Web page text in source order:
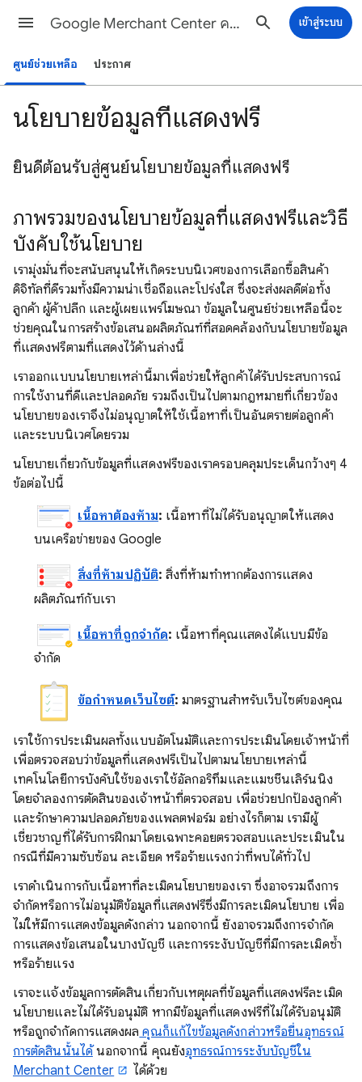
Google Merchant Center ความช่วยเหลือ เข้าสู่ระบบ
ศูนย์ช่วยเหลือ ประกาศ
นโยบายข้อมูลที่แสดงฟรี
ยินดีต้อนรับสู่ศูนย์นโยบายข้อมูลที่แสดงฟรี
ภาพรวมของนโยบายข้อมูลที่แสดงฟรีและวิธี
บังคับใช้นโยบาย
เรามุ่งมั่นที่จะสนับสนุนให้เกิดระบบนิเวศของการเลือกซื้อสินค้า
ดิจิทัลที่ดีรวมทั้งมีความน่าเชื่อถือและโปร่งใส ซึ่งจะส่งผลดีต่อทั้ง
ลูกค้า ผู้ค้าปลีก และผู้เผยแพร่โฆษณา ข้อมูลในศูนย์ช่วยเหลือนี้จะ
ช่วยคุณในการสร้างข้อเสนอผลิตภัณฑ์ที่สอดคล้องกับนโยบายข้อมูล
ที่แสดงฟรีตามที่แสดงไว้ด้านล่างนี้
เราออกแบบนโยบายเหล่านี้มาเพื่อช่วยให้ลูกค้าได้รับประสบการณ์
การใช้งานที่ดีและปลอดภัย รวมถึงเป็นไปตามกฎหมายที่เกี่ยวข้อง
นโยบายของเราจึงไม่อนุญาตให้ใช้เนื้อหาที่เป็นอันตรายต่อลูกค้า
และระบบนิเวศโดยรวม
นโยบายเกี่ยวกับข้อมูลที่แสดงฟรีของเราครอบคลุมประเด็นกว้างๆ 4
ข้อต่อไปนี้
เนื้อหาต้องห้าม: เนื้อหาที่ไม่ได้รับอนุญาตให้แสดง
บนเครือข่ายของ Google
สิ่งที่ห้ามปฏิบัติ: สิ่งที่ห้ามทำหากต้องการแสดง
ผลิตภัณฑ์กับเรา
เนื้อหาที่ถูกจำกัด: เนื้อหาที่คุณแสดงได้แบบมีข้อ
จำกัด
ข้อกำหนดเว็บไซต์: มาตรฐานสำหรับเว็บไซต์ของคุณ
เราใช้การประเมินผลทั้งแบบอัตโนมัติและการประเมินโดยเจ้าหน้าที่
เพื่อตรวจสอบว่าข้อมูลที่แสดงฟรีเป็นไปตามนโยบายเหล่านี้
เทคโนโลยีการบังคับใช้ของเราใช้อัลกอริทึมและแมชชีนเลิร์นนิง
โดยจำลองการตัดสินของเจ้าหน้าที่ตรวจสอบ เพื่อช่วยปกป้องลูกค้า
และรักษาความปลอดภัยของแพลตฟอร์ม อย่างไรก็ตาม เรามีผู้
เชี่ยวชาญที่ได้รับการฝึกมาโดยเฉพาะคอยตรวจสอบและประเมินใน
กรณีที่มีความซับซ้อน ละเอียด หรือร้ายแรงกว่าที่พบได้ทั่วไป
เราดำเนินการกับเนื้อหาที่ละเมิดนโยบายของเรา ซึ่งอาจรวมถึงการ
จำกัดหรือการไม่อนุมัติข้อมูลที่แสดงฟรีซึ่งมีการละเมิดนโยบาย เพื่อ
ไม่ให้มีการแสดงข้อมูลดังกล่าว นอกจากนี้ ยังอาจรวมถึงการจำกัด
การแสดงข้อเสนอในบางบัญชี และการระงับบัญชีที่มีการละเมิดซ้ำ
หรือร้ายแรง
เราจะแจ้งข้อมูลการตัดสินเกี่ยวกับเหตุผลที่ข้อมูลที่แสดงฟรีละเมิด
นโยบายและไม่ได้รับอนุมัติ หากมีข้อมูลที่แสดงฟรีที่ไม่ได้รับอนุมัติ
หรือถูกจำกัดการแสดงผล คุณก็แก้ไขข้อมูลดังกล่าวหรือยื่นอุทธรณ์
การตัดสินนั้นได้นอกจากนี้ คุณยังอุทธรณ์การระงับบัญชีใน
Merchant Center
ได้ด้วย